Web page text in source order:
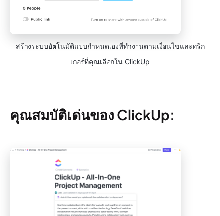
สร้างระบบอัตโนมัติแบบกำหนดเองที่ทำงานตามเงื่อนไขและทริก
เกอร์ที่คุณเลือกใน ClickUp
คุณสมบัติเด่นของ ClickUp: